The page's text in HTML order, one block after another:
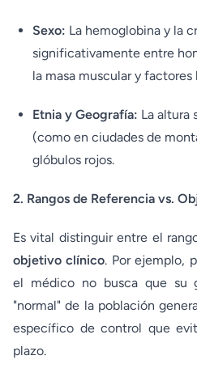
Sexo: La hemoglobina y la
significativamente entre
la masa muscular y factores
Etnia y Geografía: La altura
(como en ciudades de
glóbulos rojos.
2. Rangos de Referencia vs.
Es vital distinguir entre el
objetivo clínico. Por ejemplo,
el médico no busca que su
"normal" de la población
específico de control que
plazo.